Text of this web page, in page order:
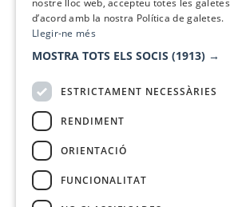
nostre lloc web, accepteu totes les galetes
d’acord amb la nostra Política de galetes.
Llegir-ne més
MOSTRA TOTS ELS SOCIS (1913) →
ESTRICTAMENT NECESSÀRIES
RENDIMENT
ORIENTACIÓ
FUNCIONALITAT